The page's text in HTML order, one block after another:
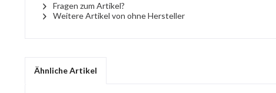
Fragen zum Artikel?
Weitere Artikel von ohne Hersteller
Ähnliche Artikel